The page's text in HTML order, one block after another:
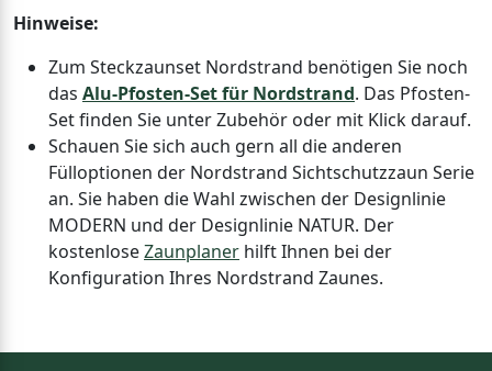
Hinweise:
Zum Steckzaunset Nordstrand benötigen Sie noch
das Alu-Pfosten-Set für Nordstrand. Das Pfosten-
Set finden Sie unter Zubehör oder mit Klick darauf.
Schauen Sie sich auch gern all die anderen
Fülloptionen der Nordstrand Sichtschutzzaun Serie
an. Sie haben die Wahl zwischen der Designlinie
MODERN und der Designlinie NATUR. Der
kostenloseZaunplaner hilft Ihnen bei der
Konfiguration Ihres Nordstrand Zaunes.